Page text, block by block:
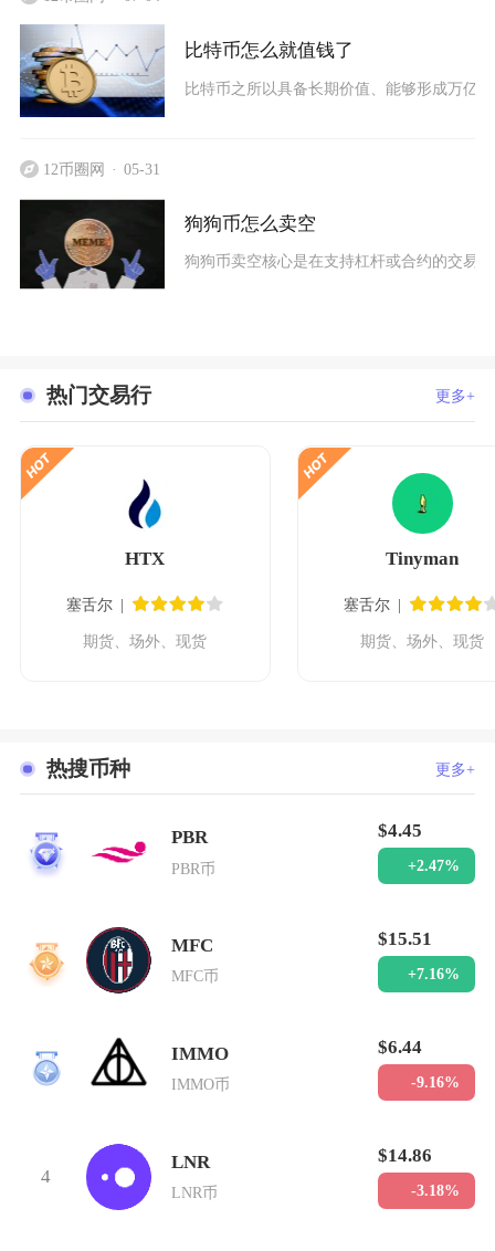
比特币怎么就值钱了
比特币之所以具备长期价值、能够形成万亿
12币圈网 05-31
狗狗币怎么卖空
狗狗币卖空核心是在支持杠杆或合约的交易
热门交易行 更多+
HTX
塞舌尔
期货、场外、现货
Tinyman
塞舌尔
期货、场外、现货
热搜币种 更多+
1
PBR
PBR币
$4.45
+2.47%
2
MFC
MFC币
$15.51
+7.16%
3
IMMO
IMMO币
$6.44
-9.16%
4
LNR
LNR币
$14.86
-3.18%